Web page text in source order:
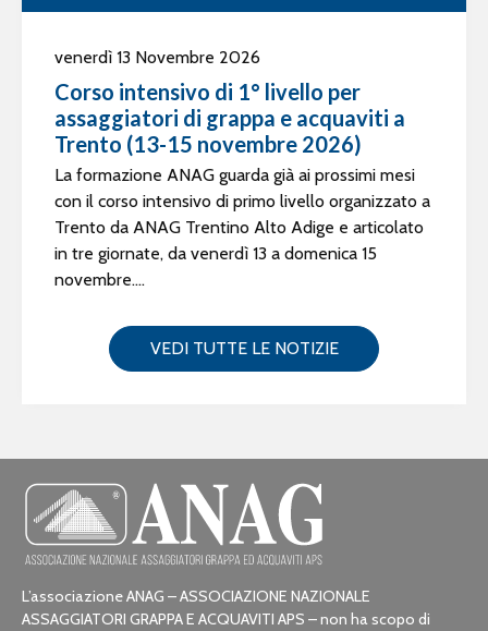
venerdì 13 Novembre 2026
Corso intensivo di 1° livello per
assaggiatori di grappa e acquaviti a
Trento (13-15 novembre 2026)
La formazione ANAG guarda già ai prossimi mesi
con il corso intensivo di primo livello organizzato a
Trento da ANAG Trentino Alto Adige e articolato
in tre giornate, da venerdì 13 a domenica 15
novembre....
VEDI TUTTE LE NOTIZIE
L’associazione ANAG – ASSOCIAZIONE NAZIONALE
ASSAGGIATORI GRAPPA E ACQUAVITI APS – non ha scopo di